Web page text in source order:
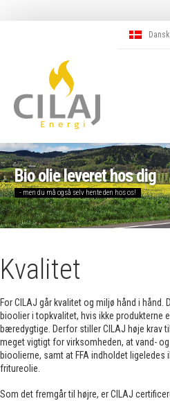
Dansk
Bio olie leveret hos dig
- men du må også selv hente den hos os!
Kvalitet
For CILAJ går kvalitet og miljø hånd i hånd.
bioolier i topkvalitet, hvis ikke produkterne
bæredygtige. Derfor stiller CILAJ høje krav
meget vigtigt for virksomheden, at vand-
bioolierne, samt at FFA indholdet ligeledes
fritureolie.
Som det fremgår til højre, er CILAJ